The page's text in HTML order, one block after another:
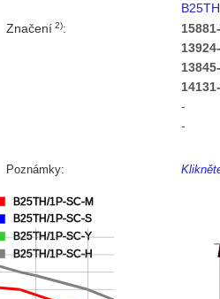
Značení 2):
-
-
Poznámky: